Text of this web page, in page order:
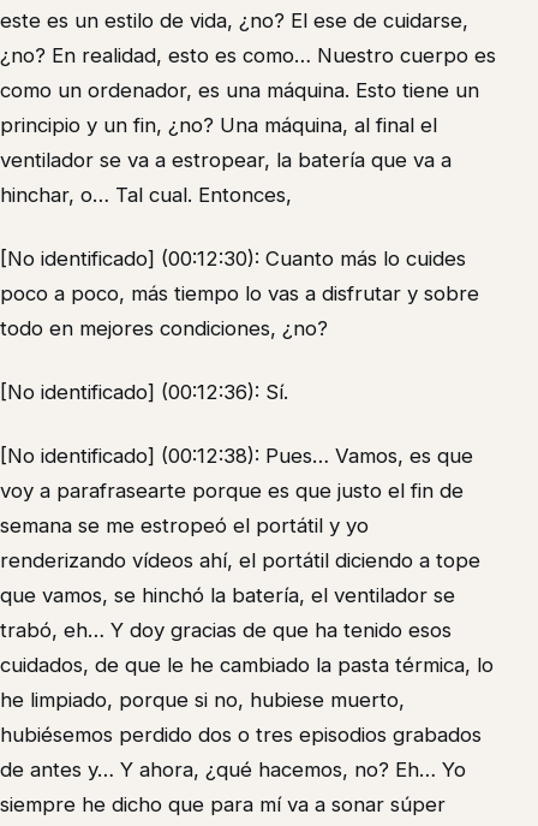
este es un estilo de vida, ¿no? El ese de cuidarse,
¿no? En realidad, esto es como… Nuestro cuerpo es
como un ordenador, es una máquina. Esto tiene un
principio y un fin, ¿no? Una máquina, al final el
ventilador se va a estropear, la batería que va a
hinchar, o… Tal cual. Entonces,
[No identificado] (00:12:30): Cuanto más lo cuides
poco a poco, más tiempo lo vas a disfrutar y sobre
todo en mejores condiciones, ¿no?
[No identificado] (00:12:36): Sí.
[No identificado] (00:12:38): Pues… Vamos, es que
voy a parafrasearte porque es que justo el fin de
semana se me estropeó el portátil y yo
renderizando vídeos ahí, el portátil diciendo a tope
que vamos, se hinchó la batería, el ventilador se
trabó, eh… Y doy gracias de que ha tenido esos
cuidados, de que le he cambiado la pasta térmica, lo
he limpiado, porque si no, hubiese muerto,
hubiésemos perdido dos o tres episodios grabados
de antes y… Y ahora, ¿qué hacemos, no? Eh… Yo
siempre he dicho que para mí va a sonar súper